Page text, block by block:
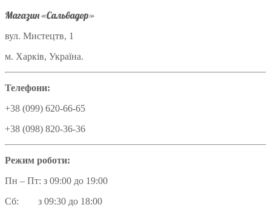
Магазин «Сальвадор»
вул. Мистецтв, 1
м. Харків, Україна.
Телефони:
+38 (099) 620-66-65
+38 (098) 820-36-36
Режим роботи:
Пн – Пт: з 09:00 до 19:00
Сб: з 09:30 до 18:00